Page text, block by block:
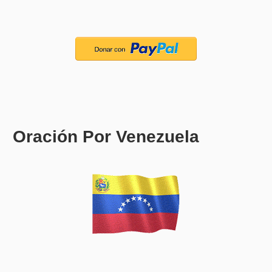
Oración Por Venezuela